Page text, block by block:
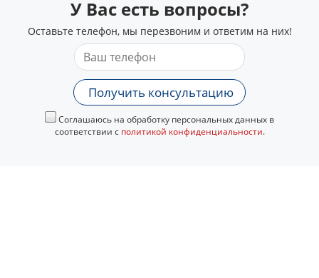
У Вас есть вопросы?
Оставьте телефон, мы перезвоним и ответим на них!
Получить консультацию
Соглашаюсь на обработку персональных данных в
соответствии с политикой конфиденциальности.